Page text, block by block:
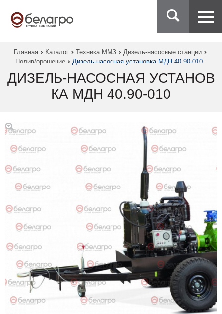
Главная Каталог Техника ММЗ
Дизель-насосные станции
Полив/орошение
Дизель-насосная установка МДН 40.90-010
ДИЗЕЛЬ-НАСОСНАЯ УСТАНОВ
КА МДН 40.90-010